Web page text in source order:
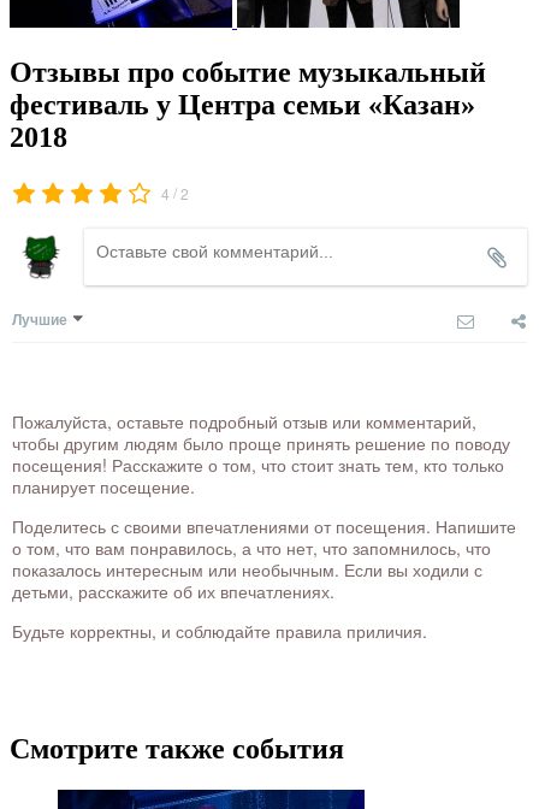
Отзывы про событие музыкальный
фестиваль у Центра семьи «Казан»
2018
4 /2
Лучшие
Пожалуйста, оставьте подробный отзыв или комментарий,
чтобы другим людям было проще принять решение по поводу
посещения! Расскажите о том, что стоит знать тем, кто только
планирует посещение.
Поделитесь с своими впечатлениями от посещения. Напишите
о том, что вам понравилось, а что нет, что запомнилось, что
показалось интересным или необычным. Если вы ходили с
детьми, расскажите об их впечатлениях.
Будьте корректны, и соблюдайте правила приличия.
Смотрите также события